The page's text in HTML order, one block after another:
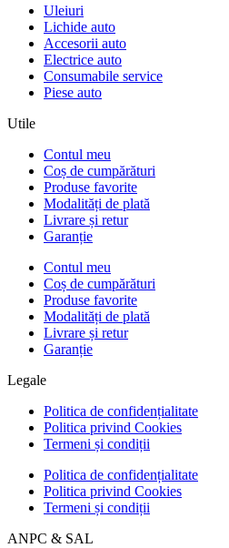
Uleiuri
Lichide auto
Accesorii auto
Electrice auto
Consumabile service
Piese auto
Utile
Contul meu
Coș de cumpărături
Produse favorite
Modalități de plată
Livrare și retur
Garanție
Contul meu
Coș de cumpărături
Produse favorite
Modalități de plată
Livrare și retur
Garanție
Legale
Politica de confidențialitate
Politica privind Cookies
Termeni și condiții
Politica de confidențialitate
Politica privind Cookies
Termeni și condiții
ANPC & SAL